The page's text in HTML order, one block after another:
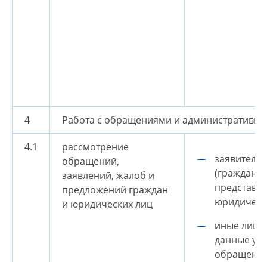
4 Работа с обращениями и
4.1
рассмотрение
обращений,
заявлений, жалоб и
предложений граждан
и юридических лиц
заявители
(граждане,
иные
данные